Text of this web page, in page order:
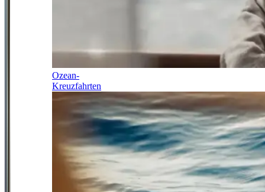
Ozean-
Kreuzfahrten